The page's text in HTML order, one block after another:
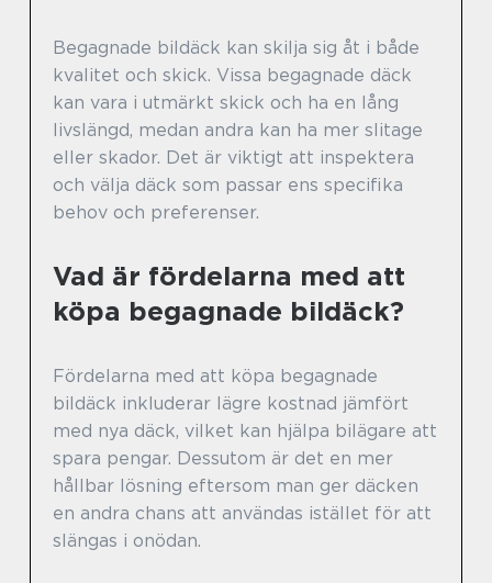
Begagnade bildäck kan skilja sig åt i både
kvalitet och skick. Vissa begagnade däck
kan vara i utmärkt skick och ha en lång
livslängd, medan andra kan ha mer slitage
eller skador. Det är viktigt att inspektera
och välja däck som passar ens specifika
behov och preferenser.
Vad är fördelarna med att
köpa begagnade bildäck?
Fördelarna med att köpa begagnade
bildäck inkluderar lägre kostnad jämfört
med nya däck, vilket kan hjälpa bilägare att
spara pengar. Dessutom är det en mer
hållbar lösning eftersom man ger däcken
en andra chans att användas istället för att
slängas i onödan.